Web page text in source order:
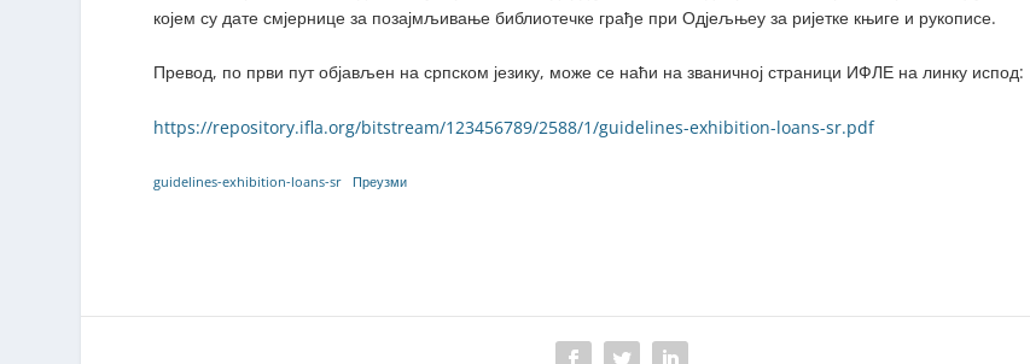
којем су дате смјернице за позајмљивање библиотечке грађе при Одјељњеу за ријетке књиге и рукописе.
Превод, по први пут објављен на српском језику, може се наћи на званичној страници ИФЛЕ на линку испод:
https://repository.ifla.org/bitstream/123456789/2588/1/guidelines-exhibition-loans-sr.pdf
guidelines-exhibition-loans-sr Преузми